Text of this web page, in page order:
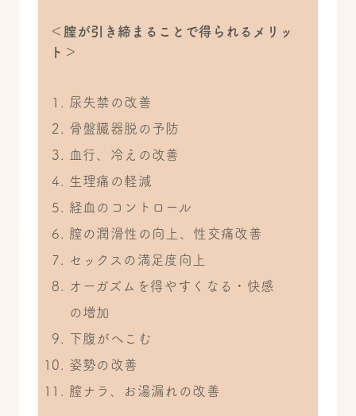
＜膣が引き締まることで得られるメリッ
ト＞
尿失禁の改善
骨盤臓器脱の予防
血行、冷えの改善
生理痛の軽減
経血のコントロール
膣の潤滑性の向上、性交痛改善
セックスの満足度向上
オーガズムを得やすくなる・快感
の増加
下腹がへこむ
姿勢の改善
膣ナラ、お湯漏れの改善